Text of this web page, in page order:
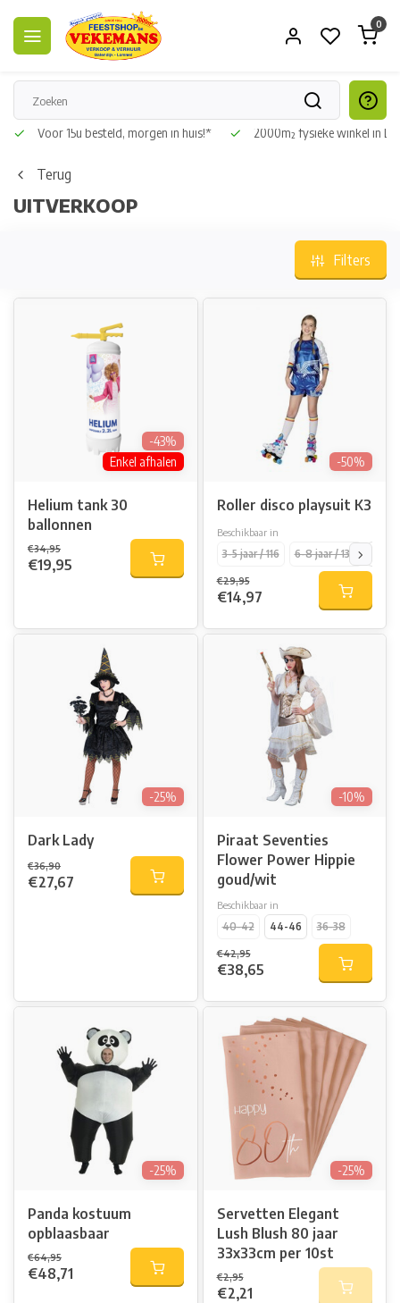
0
Easy retour Voor 15u besteld, morgen in huis!* 2000m²
Terug
UITVERKOOP
Filters
-43%
Enkel afhalen
Helium tank 30
ballonnen
€34,95
€19,95
-50%
Roller disco playsuit K3
Beschikbaar in
3-5 jaar / 116
6-8 jaar / 134
€29,95
€14,97
-25%
Dark Lady
€36,90
€27,67
-10%
Piraat Seventies
Flower Power Hippie
goud/wit
Beschikbaar in
40-42
44-46 36-38
€42,95
€38,65
-25%
Panda kostuum
opblaasbaar
€64,95
€48,71
-25%
Servetten Elegant
Lush Blush 80 jaar
33x33cm per 10st
€2,95
€2,21